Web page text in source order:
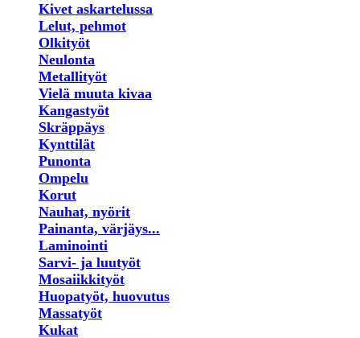
Kivet askartelussa
Lelut, pehmot
Olkityöt
Neulonta
Metallityöt
Vielä muuta kivaa
Kangastyöt
Skräppäys
Kynttilät
Punonta
Ompelu
Korut
Nauhat, nyörit
Painanta, värjäys...
Laminointi
Sarvi- ja luutyöt
Mosaiikkityöt
Huopatyöt, huovutus
Massatyöt
Kukat